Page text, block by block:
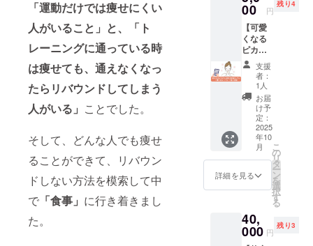
「運動だけでは痩せにくい
人がいること」と、「ト
レーニングに通っている時
は痩せても、通えなくなっ
たらリバウンドしてしまう
人がいる」 ことでした。
そして、どんな人でも痩せ
ることができて、リバウン
ドしない方法を模索して中
で 「食事」 に行き着きまし
た。
回、1回
60分）
／電子
書籍は
メール
送付 注
意事
項： ・
セッ
ション
日時は
事前に
個別で
ご調整
ます。
・有効
提供開
始から
6ヶ月以
×3回）
／電子
書籍は
メール
送付 注
意事
項： ・
認定試
験含む
全3回の
講座で
す。日
程は事
前にご
ます。
・有効
から6ヶ
月以内
掲載を
希望さ
れるお
名前
（本名
／ニッ
クネー
ム可）
を備考
欄にお
書きく
ださい
・公序
良俗に
内容な
ど、運
り掲載
をお断
りする
働く世
代が無
理なく
取り組
める内
容で、
健康経
営や福
利厚生
の一環
として
も好評
です。
内容や
構成は
企業様
スタマ
イズ可
能で
て痩せ
る」食
習慣改
善法
と、簡
単に出
来るエ
クササ
イズを
組み合
わせ
た、体
験型セ
ミナー
を開催
しま
組み、
社員研
修、福
00 円
残り4
【可愛
くなる
ピカピ
カ小顔
会（美
容液サ
ンプ
ル）＋
使い方
レッス
ン＋電
子書
籍】 痩
せるだ
けじゃ
なく、
のキレ
イも求
めるあ
支援
者：
1人
お届
け予
定：
2025
年10
月
詳細を見る
こ
の
リ
タ
ー
ン
を
選
択
す
る
40,
000 円
残り3